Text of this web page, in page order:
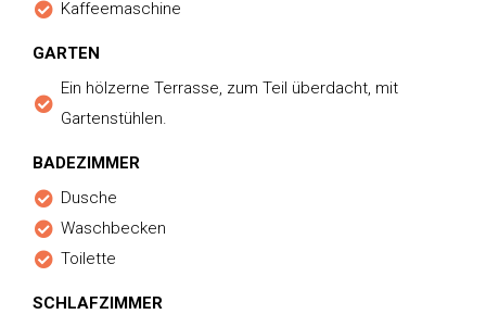
Kaffeemaschine
GARTEN
Ein hölzerne Terrasse, zum Teil überdacht, mit
Gartenstühlen.
BADEZIMMER
Dusche
Waschbecken
Toilette
SCHLAFZIMMER